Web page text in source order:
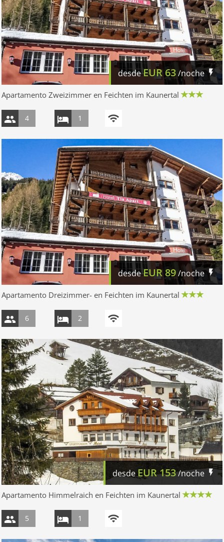
desdeEUR 63/noche
Apartamento Zweizimmer en Feichten im Kaunertal
4 1
desdeEUR89/noche
Apartamento Dreizimmer- en Feichten im Kaunertal
6 2
desdeEUR153/noche
Apartamento Himmelraich en Feichten im Kaunertal
5 1